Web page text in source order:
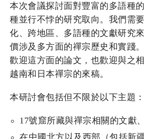
本次會議探討面對豐富的多語種
種並行不悖的研究取向。我們需
化、跨地區、多語種的文獻研究
價涉及多方面的禪宗歷史和實踐
歡迎這方面的論文，也歡迎與之
越南和日本禪宗的來稿。
本研討會包括但不限於以下主題：
17號窟所藏與禪宗相關的文獻
在中國北方以及西部（包括新